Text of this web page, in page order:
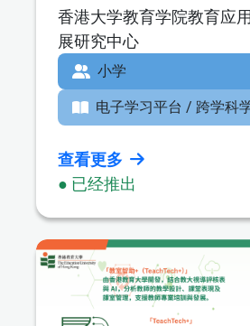
香港大学教育学院教育应
展研究中心
小学
电子学习平台 / 跨学科
查看更多
● 已经推出